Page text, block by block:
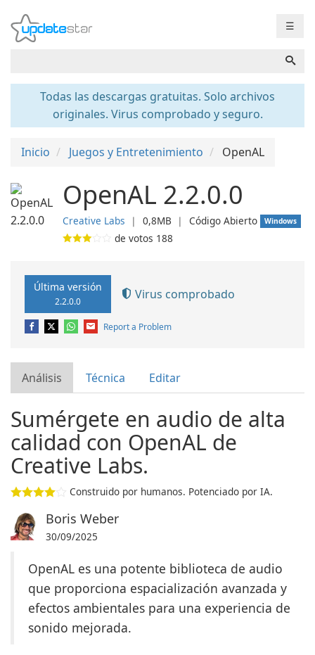
☰
Todas las descargas gratuitas. Solo archivos
originales. Virus comprobado y seguro.
Inicio Juegos y Entretenimiento OpenAL
OpenAL 2.2.0.0
Creative Labs ❘ 0,8MB ❘ Código Abierto Windows
de votos 188
Última versión
2.2.0.0 Virus comprobado
Report a Problem
Análisis Técnica Editar
Sumérgete en audio de alta
calidad con OpenAL de
Creative Labs.
Construido por humanos. Potenciado por IA.
Boris Weber
30/09/2025
OpenAL es una potente biblioteca de audio
que proporciona espacialización avanzada y
efectos ambientales para una experiencia de
sonido mejorada.